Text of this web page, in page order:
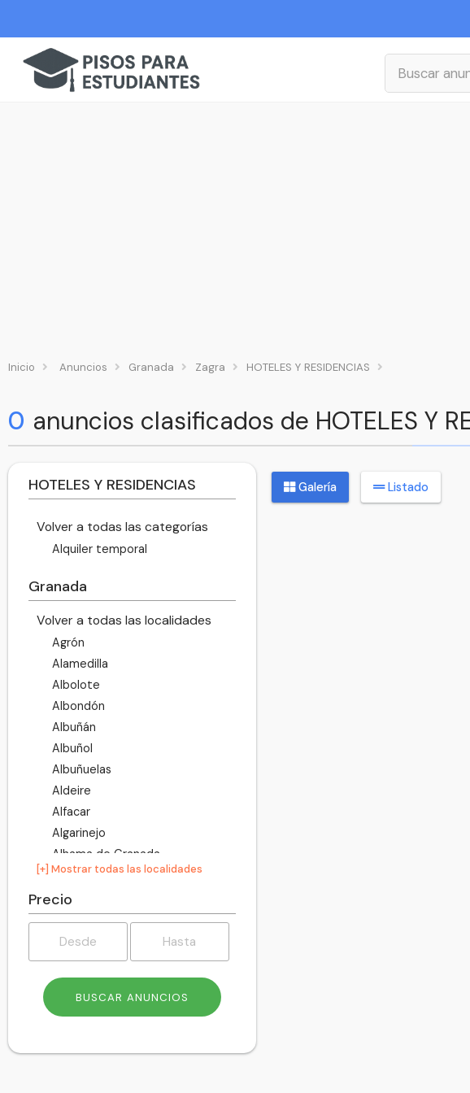
Inicio Anuncios Granada Zagra HOTELES Y RESIDENCIAS
0 anuncios clasificados de HOTELES Y
HOTELES Y RESIDENCIAS
Volver a todas las categorías
Alquiler temporal
Granada
Volver a todas las localidades
Agrón
Alamedilla
Albolote
Albondón
Albuñán
Albuñol
Albuñuelas
Aldeire
Alfacar
Algarinejo
Alhama de Granada
Alhendín
Alicún de Ortega
Almegíjar
Almuñécar
Alpujarra de la Sierra
Alquife
Arenas del Rey
[+] Mostrar todas las localidades
Precio
Galería Listado